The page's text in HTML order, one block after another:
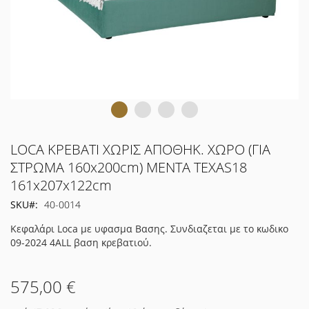
Μετάβαση
στην
αρχή
της
συλλογής
LOCA ΚΡΕΒΑΤΙ ΧΩΡΙΣ ΑΠΟΘΗΚ. ΧΩΡΟ (ΓΙΑ
ΣΤΡΩΜΑ 160x200cm) ΜΕΝΤΑ TEXAS18
161x207x122cm
SKU
40-0014
Κεφαλάρι Loca με υφασμα Βασης. Συνδιαζεται με το κωδικο
09-2024 4ALL βαση κρεβατιού.
575,00 €